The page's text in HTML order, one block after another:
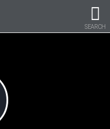
SEARCH
για το